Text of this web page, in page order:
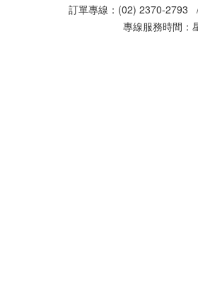
訂單專線：(02) 2370-
專線服務時間：